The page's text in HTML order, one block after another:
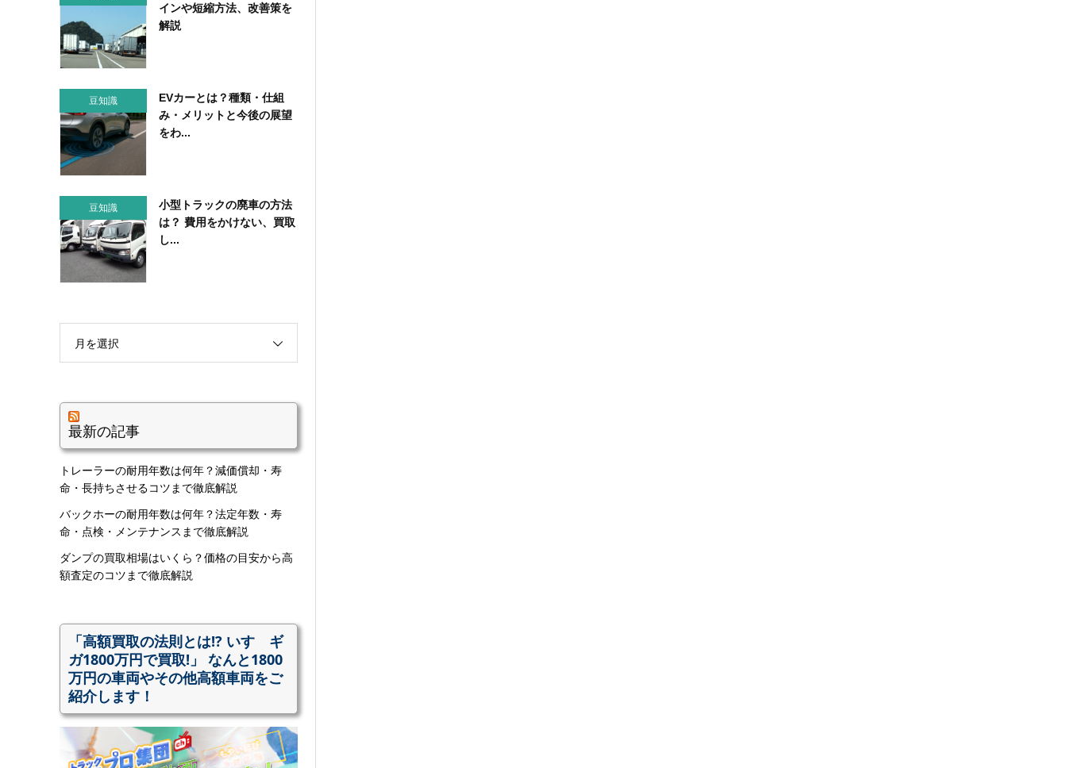
インや短縮方法、改善策を
解説
豆知識
EVカーとは？種類・仕組
み・メリットと今後の展望
をわ...
豆知識
小型トラックの廃車の方法
は？ 費用をかけない、買取
し...
月を選択
最新の記事
トレーラーの耐用年数は何年？減価償却・寿
命・長持ちさせるコツまで徹底解説
バックホーの耐用年数は何年？法定年数・寿
命・点検・メンテナンスまで徹底解説
ダンプの買取相場はいくら？価格の目安から高
額査定のコツまで徹底解説
「高額買取の法則とは!? いすゞギ
ガ1800万円で買取!」 なんと1800
万円の車両やその他高額車両をご
紹介します！